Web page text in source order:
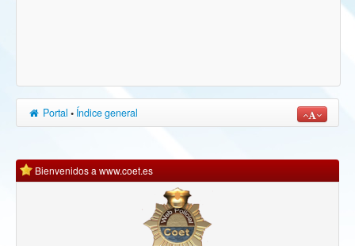
Portal • Índice general
Bienvenidos a www.coet.es